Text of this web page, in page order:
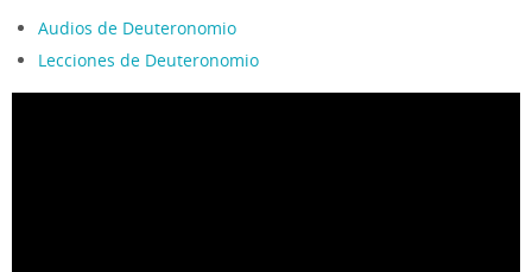
Audios de Deuteronomio
Lecciones de Deuteronomio